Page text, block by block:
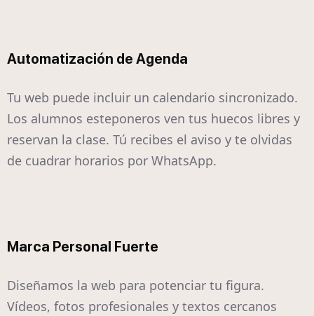
Automatización de Agenda
Tu web puede incluir un calendario sincronizado.
Los alumnos esteponeros ven tus huecos libres y
reservan la clase. Tú recibes el aviso y te olvidas
de cuadrar horarios por WhatsApp.
Marca Personal Fuerte
Diseñamos la web para potenciar tu figura.
Vídeos, fotos profesionales y textos cercanos